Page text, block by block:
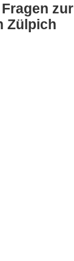
zur
Zülpich